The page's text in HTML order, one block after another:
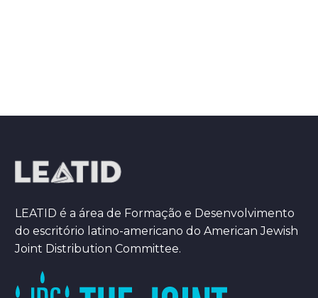
LEATID é a área de Formação e Desenvolvimento
do escritório latino-americano do American Jewish
Joint Distribution Committee.